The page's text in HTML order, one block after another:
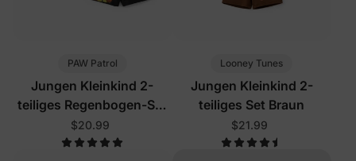
PAW Patrol
Jungen Kleinkind 2-
teiliges Regenbogen-Set
Gelb
$20.99
Looney Tunes
Jungen Kleinkind 2-
teiliges Set Braun
$21.99